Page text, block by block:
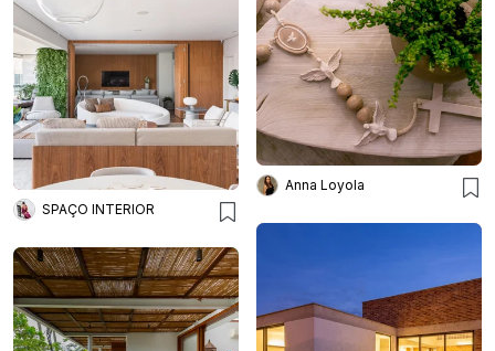
Anna Loyola
SPAÇO INTERIOR